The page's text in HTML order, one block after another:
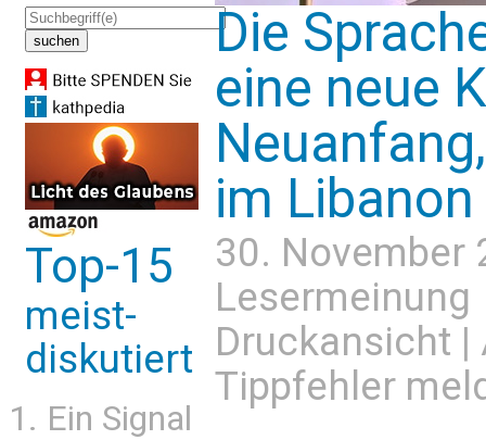
Top-15
meist-
diskutiert
Ein Signal
Die
eine neue
im Libanon
30. November
Lesermeinung
Druckansicht |
Tippfehler